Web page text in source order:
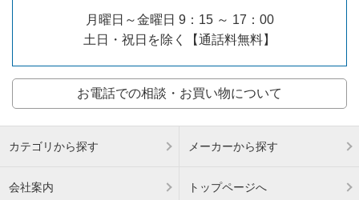
月曜日～金曜日 9：15 ～ 17：00
土日・祝日を除く【通話料無料】
お電話での相談・お買い物について
カテゴリから探す メーカーから探す
会社案内 トップページへ